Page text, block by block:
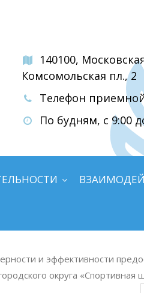
140100,
Комсомольская пл., 2
Телефон
По будням, с 9:00
и эффективности
округа «Спортивная